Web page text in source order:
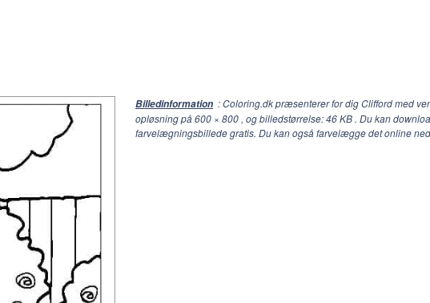
Billedinformation : Coloring.dk præsenterer for dig Clifford med
opløsning på600 × 800 , og billedstørrelse: 46 KB . Du kan
farvelægningsbillede gratis. Du kan også farvelægge det online